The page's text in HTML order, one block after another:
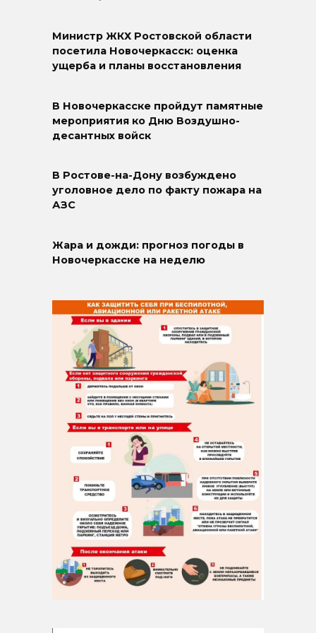
Министр ЖКХ Ростовской области
посетила Новочеркасск: оценка
ущерба и планы восстановления
В Новочеркасске пройдут памятные
мероприятия ко Дню Воздушно-
десантных войск
В Ростове-на-Дону возбуждено
уголовное дело по факту пожара на
АЗС
Жара и дожди: прогноз погоды в
Новочеркасске на неделю